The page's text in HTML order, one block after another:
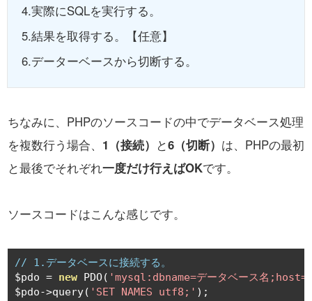
4.実際にSQLを実行する。
5.結果を取得する。【任意】
6.データーベースから切断する。
ちなみに、PHPのソースコードの中でデータベース処理
を複数行う場合、 1（接続） と6（切断） は、PHPの最初
と最後でそれぞれ一度だけ行えばOKです。
ソースコードはこんな感じです。
// 1.データベースに接続する。
$pdo = new PDO( 'mysql:dbname=データベース名
$pdo->query( 'SET NAMES utf8;' );